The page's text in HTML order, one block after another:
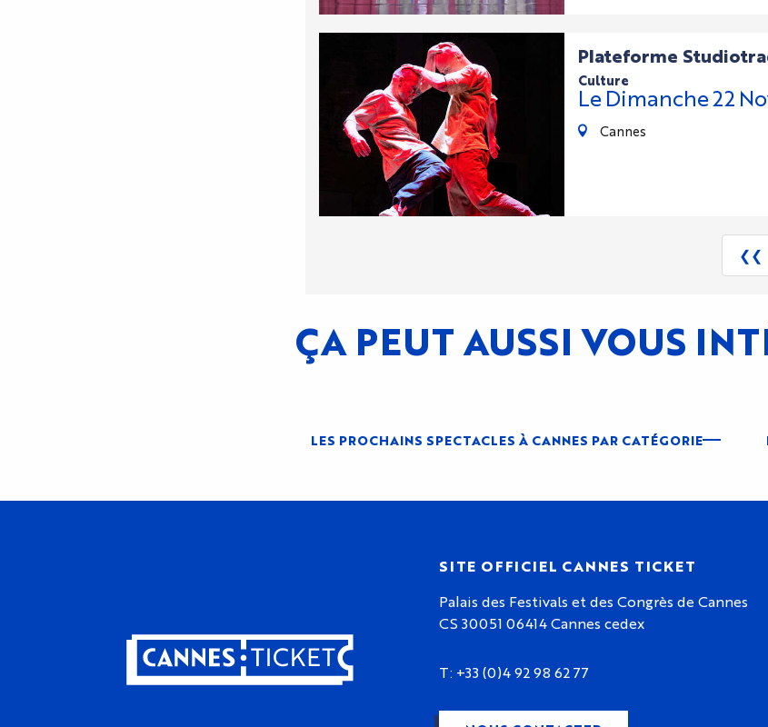
Plateforme
culture
LeDimanche22
Cannes
❮❮
ÇA PEUT AUSSI VOUS
LES PROCHAINS SPECTACLES À CANNES PAR CATÉGORIE
SITE OFFICIEL CANNES TICKET
Palais des Festivals et des Congrès de Cannes
CS 30051 06414 Cannes cedex
T: +33 (0)4 92 98 62 77